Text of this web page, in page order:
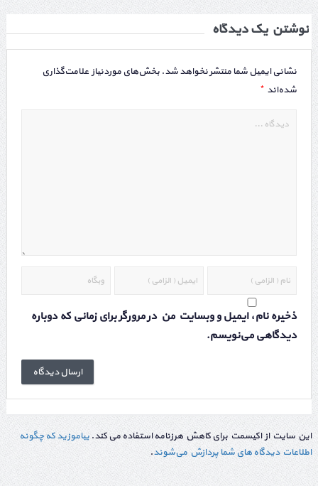
نوشتن یک دیدگاه
نشانی ایمیل شما منتشر نخواهد شد. بخش‌های موردنیاز علامت‌گذاری
شده‌اند *
ذخیره نام، ایمیل و وبسایت من در مرورگر برای زمانی که دوباره
دیدگاهی می‌نویسم.
این سایت از اکیسمت برای کاهش هرزنامه استفاده می کند. بیاموزید که چگونه
اطلاعات دیدگاه های شما پردازش می‌شوند.